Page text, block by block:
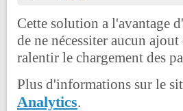
Cette solution a l'avantage
de ne nécessiter aucun
ralentir le chargement des
Plus d'informations sur le
Analytics.